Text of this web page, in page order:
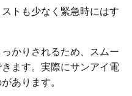
トも少なく緊急時にはす
かりされるため、スムー
ます。実際にサンアイ電
あります。